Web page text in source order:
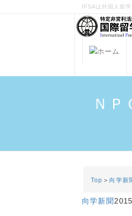
IFSAは外国人留
ＮＰ
Top ＞向学新
向学新聞